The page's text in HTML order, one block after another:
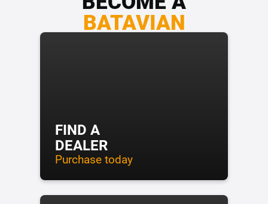
BATAVIAN
FIND A
DEALER
Purchase today